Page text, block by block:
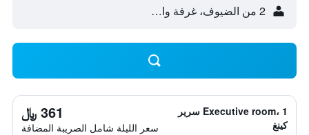
2 من الضيوف، غرفة واحدة
Executive room، 1 سرير
كينغ
361 ﷼
سعر الليلة شامل الصريبة المضافة